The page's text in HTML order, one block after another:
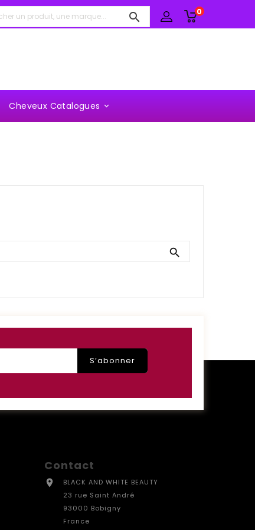
 0

Cheveux Catalogues

Contact

BLACK AND WHITE BEAUTY
23 rue Saint André
93000 Bobigny
France